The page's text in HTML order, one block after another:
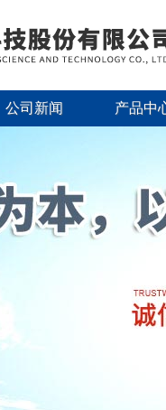
公司新闻 产品中